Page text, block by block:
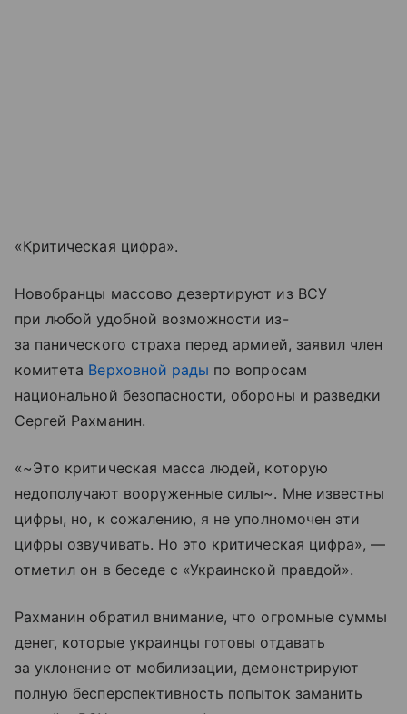
«Критическая цифра».
Новобранцы массово дезертируют из ВСУ
при любой удобной возможности из-
за панического страха перед армией, заявил член
комитета Верховной рады по вопросам
национальной безопасности, обороны и разведки
Сергей Рахманин.
«~Это критическая масса людей, которую
недополучают вооруженные силы~. Мне известны
цифры, но, к сожалению, я не уполномочен эти
цифры озвучивать. Но это критическая цифра», —
отметил он в беседе с «Украинской правдой».
Рахманин обратил внимание, что огромные суммы
денег, которые украинцы готовы отдавать
за уклонение от мобилизации, демонстрируют
полную бесперспективность попыток заманить